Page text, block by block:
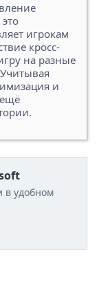
игрокам
кросс-
на разные
и
в удобном